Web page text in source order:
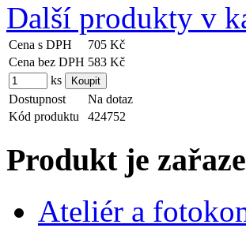
Další produkty v
Cena s DPH
705 Kč
Cena bez DPH 583 Kč
ks
Dostupnost
Na dotaz
Kód produktu
424752
Produkt je
Ateliér a